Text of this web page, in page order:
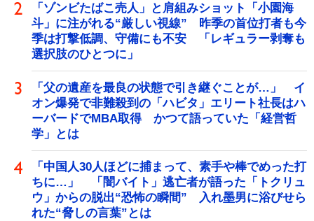
「ゾンビたばこ売人」と肩組みショット「小園海
斗」に注がれる“厳しい視線” 昨季の首位打者も今
季は打撃低調、守備にも不安 「レギュラー剥奪も
選択肢のひとつに」
「父の遺産を最良の状態で引き継ぐことが…」 イ
オン爆発で非難殺到の「ハビタ」エリート社長はハ
ーバードでMBA取得 かつて語っていた「経営哲
学」とは
「中国人30人ほどに捕まって、素手や棒でめった打
ちに…」 「闇バイト」逃亡者が語った「トクリュ
ウ」からの脱出“恐怖の瞬間” 入れ墨男に浴びせら
れた“脅しの言葉”とは